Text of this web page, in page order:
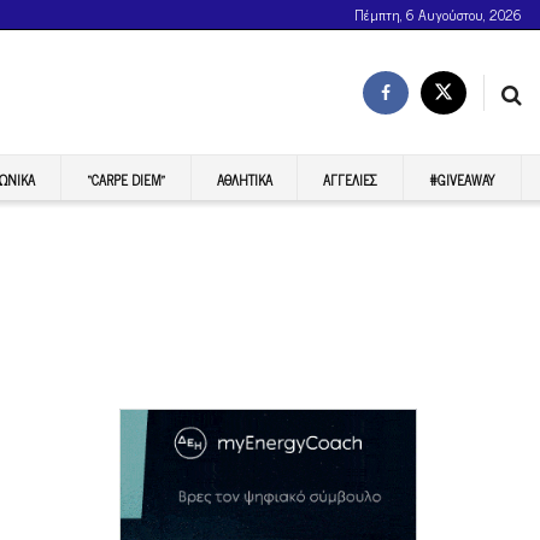
Πέμπτη, 6 Αυγούστου, 2026
“CARPE DIEM” ΑΘΛΗΤΙΚΆ ΑΓΓΕΛΊΕΣ #GIVEAWAY